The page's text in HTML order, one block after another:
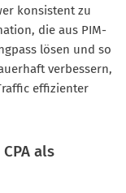
konsistent zu
die aus PIM-
lösen und so
verbessern,
effizienter
als